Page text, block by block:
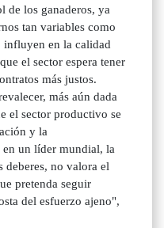
de los ganaderos, ya
tan variables como
influyen en la calidad
el sector espera tener
más justos.
más aún dada
el sector productivo se
y la
un líder mundial, la
deberes, no valora el
pretenda seguir
del esfuerzo ajeno",